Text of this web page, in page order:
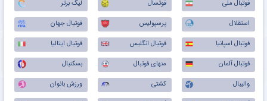
فوتبال ملی فوتسال
لیگ برتر
استقلال
پرسپولیس
فوتبال جهان
فوتبال اسپانیا
فوتبال انگلیس
فوتبال ایتالیا
فوتبال آلمان
منهای فوتبال
بسکتبال
والیبال
کشتی
ورزش بانوان